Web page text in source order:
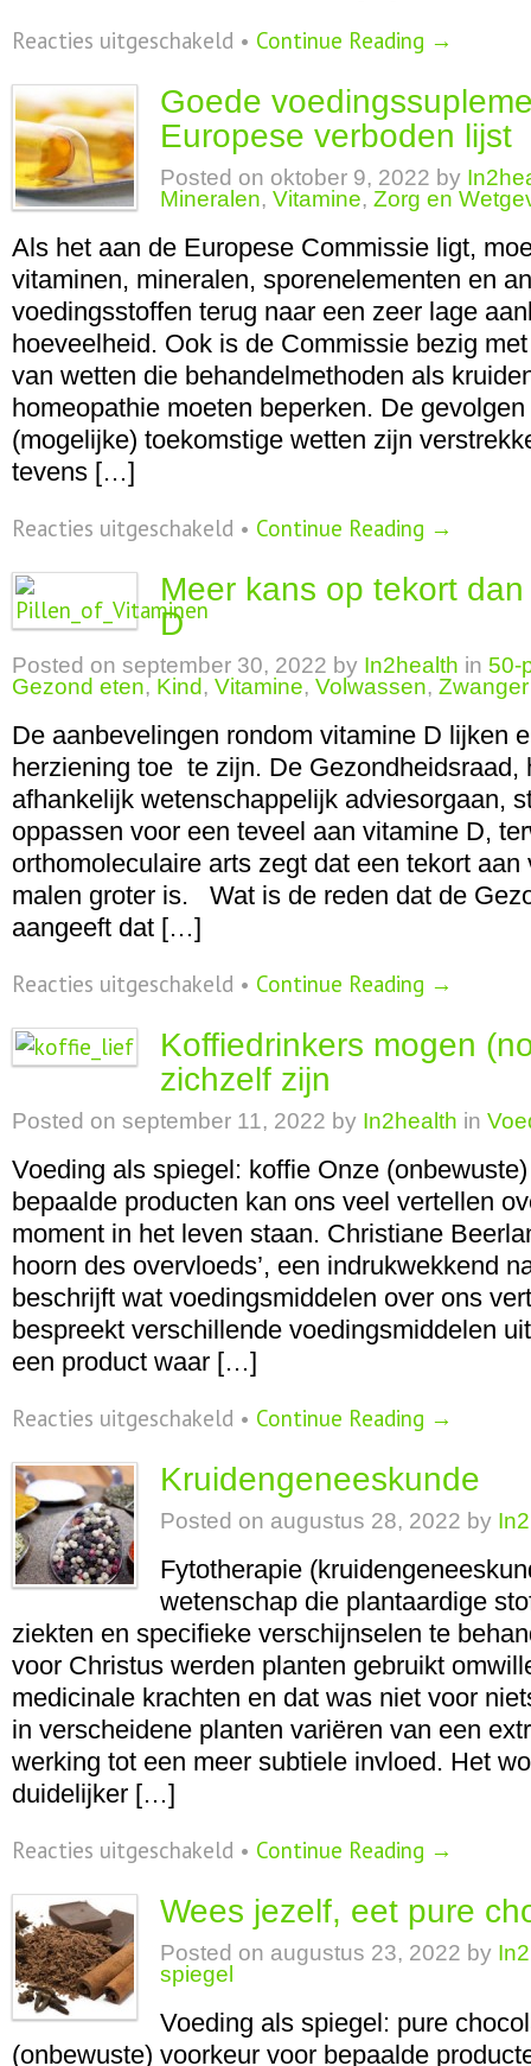
Reacties uitgeschakeld voor
Acne
en
voorkomen
• Continue Reading →
Goede
Europese verboden lijst
Posted on oktober 9, 2022 by
Mineralen,Vitamine,Zorg en
Als het aan de Europese Commissie ligt,
vitaminen, mineralen, sporenelementen en
voedingsstoffen terug naar een zeer lage
hoeveelheid. Ook is de Commissie bezig
van wetten die behandelmethoden als
homeopathie moeten beperken. De
(mogelijke) toekomstige wetten zijn
tevens […]
Reacties uitgeschakeld voor
Goede
op
Europese
• Continue Reading →
Meer kans op tekort
D
Posted on september 30, 2022 by In2health in 50-
Gezond eten, Kind, Vitamine, Volwassen, Zwanger
De aanbevelingen rondom vitamine D lijken
herziening toe te zijn. De
af­han­ke­lijk we­ten­schap­pe­lijk ad­vies­or­gaan,
oppassen voor een teveel aan vitamine D,
orthomoleculaire arts zegt dat een tekort
malen groter is. Wat is de reden dat de
aangeeft dat […]
Reacties uitgeschakeld voor
Meer
op
tekort
dan
vitamine
• Continue Reading →
Koffiedrinkers mogen
zichzelf zijn
Posted on september 11, 2022 by In2health in
Voeding als spiegel: koffie Onze
bepaalde producten kan ons veel vertellen
moment in het leven staan. Christiane
hoorn des overvloeds’, een indrukwekkend
beschrijft wat voedingsmiddelen over ons
bespreekt verschillende voedingsmiddelen
een product waar […]
Reacties uitgeschakeld voor
Koffiedrinkers
(nog)
liever
voor
zijn
• Continue Reading →
Kruidengeneeskunde
Posted on augustus 28, 2022 by
Fytotherapie
wetenschap die plantaardige
ziekten en specifieke verschijnselen te
voor Christus werden planten gebruikt
medicinale krachten en dat was niet voor
in verscheidene planten variëren van een
werking tot een meer subtiele invloed. Het
duidelijker […]
Reacties uitgeschakeld voor
Kruidengeneeskunde
• Continue Reading →
Wees jezelf, eet pure
Posted on augustus 23, 2022 by
spiegel
Voeding als spiegel: pure
(onbewuste) voorkeur voor bepaalde